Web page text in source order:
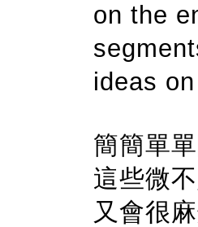
on the
ideas
簡簡單
這些微
又會很